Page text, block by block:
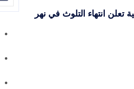
انتهاء التلوث في نهر